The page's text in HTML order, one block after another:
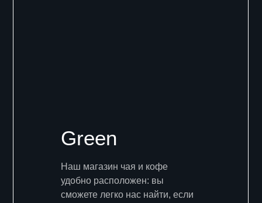
Наш магазин чая и кофе
удобно расположен: вы
сможете легко нас найти, если
Green